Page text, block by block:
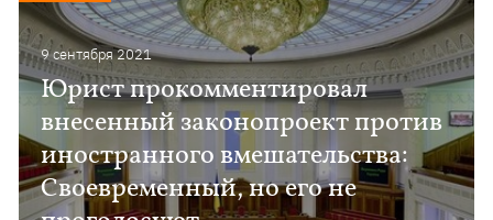
9 сентября 2021
Юрист прокомментировал
внесенный законопроект против
иностранного вмешательства:
Своевременный, но его не